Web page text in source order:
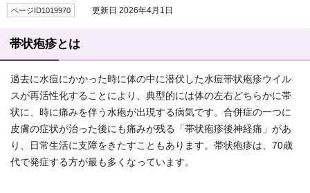
ページID1019970 更新日 2026年4月1日
帯状疱疹とは
過去に水痘にかかった時に体の中に潜伏した水痘帯状疱疹ウイル
スが再活性化することにより、典型的には体の左右どちらかに帯
状に、時に痛みを伴う水疱が出現する病気です。合併症の一つに
皮膚の症状が治った後にも痛みが残る「帯状疱疹後神経痛」があ
り、日常生活に支障をきたすこともあります。帯状疱疹は、70歳
代で発症する方が最も多くなっています。